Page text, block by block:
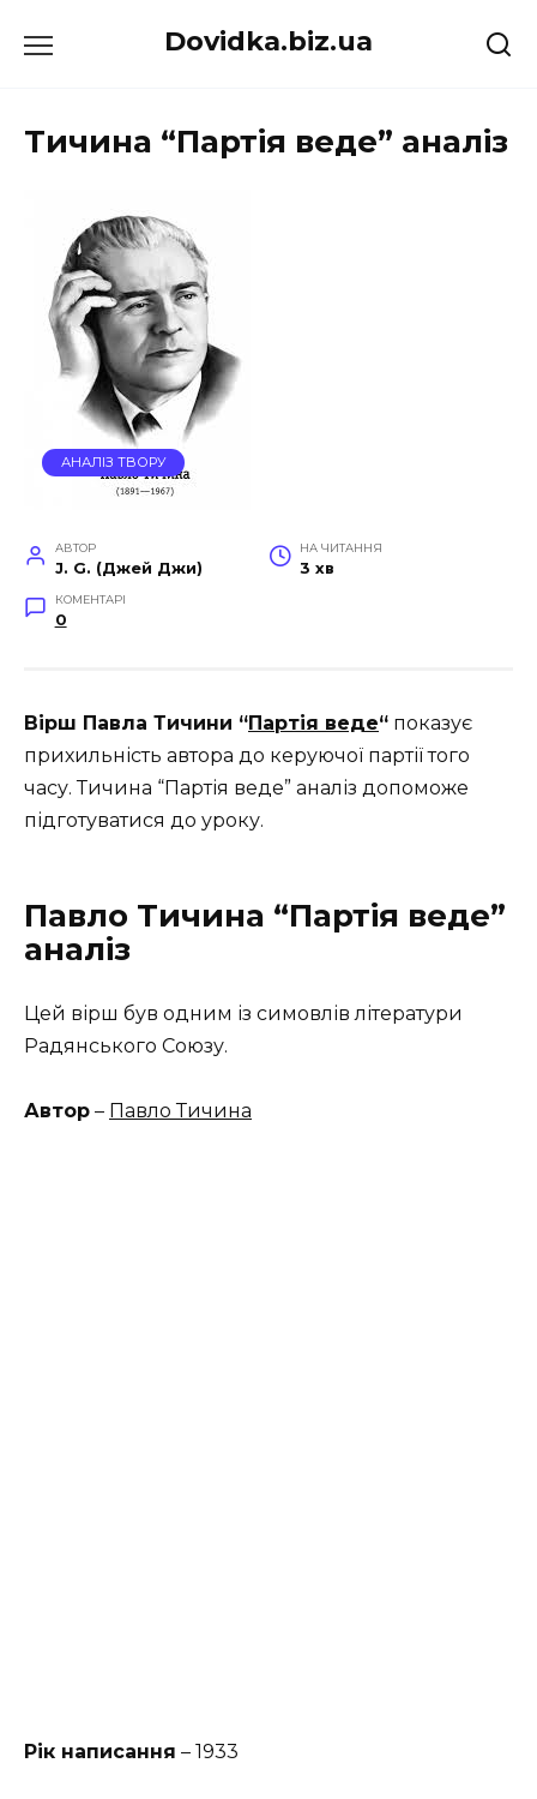
до
Dovidka.biz.ua
Тичина “Партія веде” аналіз
АНАЛІЗ ТВОРУ
АВТОР
J. G. (Джей Джи)
НА ЧИТАННЯ
3 хв
КОМЕНТАРІ
0
Вірш Павла Тичини “Партія веде“ показує
прихильність автора до керуючої партії того
часу. Тичина “Партія веде” аналіз допоможе
підготуватися до уроку.
Павло Тичина “Партія веде”
аналіз
Цей вірш був одним із симовлів літератури
Радянського Союзу.
Автор – Павло Тичина
Рік написання – 1933